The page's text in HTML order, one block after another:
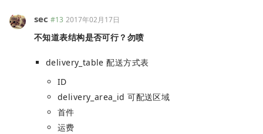
sec #13 2017年02月17日
不知道表结构是否可行？勿喷
delivery_table 配送方式表
ID
delivery_area_id 可配送区域
首件
运费